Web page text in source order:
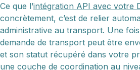
Ce que l’intégration API avec votre
concrètement, c’est de relier
administrative au transport. Une
demande de transport peut être
et son statut récupéré dans votre
une couche de coordination au